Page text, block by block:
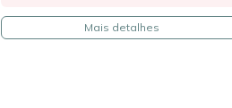
Mais detalhes